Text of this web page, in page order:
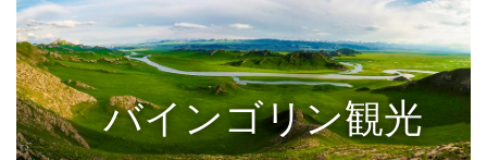
バインゴリン観光